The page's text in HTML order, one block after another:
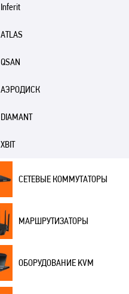
Inferit
ATLAS
QSAN
АЭРОДИСК
DIAMANT
XBIT
СЕТЕВЫЕ КОММУТАТОРЫ
МАРШРУТИЗАТОРЫ
ОБОРУДОВАНИЕ KVM